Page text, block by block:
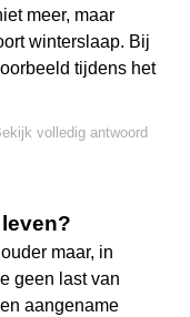
meer, maar
winterslaap. Bij
tijdens het
volledig antwoord
maar, in
geen last van
aangename